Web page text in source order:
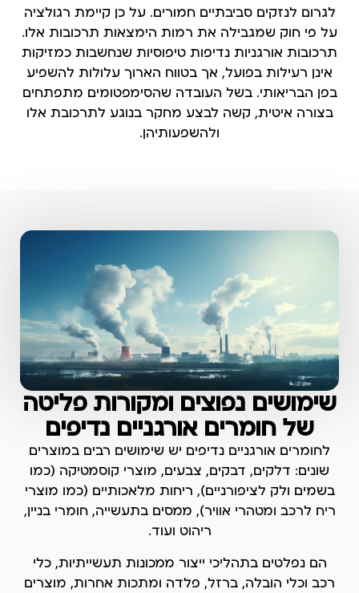
לגרום לנזקים סביבתיים חמורים. על כן קיימת רגולציה
על פי חוק שמגבילה את רמות הימצאות תרכובות אלו.
תרכובות אורגניות נדיפות טיפוסיות שנחשבות כמזיקות
אינן רעילות בפועל, אך בטווח הארוך עלולות להשפיע
בפן הבריאותי. בשל העובדה שהסימפטומים מתפתחים
בצורה איטית, קשה לבצע מחקר בנוגע לתרכובת אלו
ולהשפעותיהן.
שימושים נפוצים ומקורות פליטה
של חומרים אורגניים נדיפים
לחומרים אורגניים נדיפים יש שימושים רבים במוצרים
שונים: דלקים, דבקים, צבעים, מוצרי קוסמטיקה (כמו
בשמים ולק לציפורניים), ריחות מלאכותיים (כמו מוצרי
ריח לרכב ומטהרי אוויר), ממסים בתעשייה, חומרי בניין,
ריהוט ועוד.
הם נפלטים בתהליכי ייצור ממכונות תעשייתיות, כלי
רכב וכלי הובלה, ברזל, פלדה ומתכות אחרות, מוצרים